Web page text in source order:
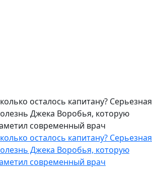
осталось капитану? Серьезная
Джека Воробья, которую
современный врач
осталось капитану? Серьезная
Джека Воробья, которую
современный врач